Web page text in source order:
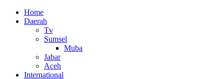
Home
Daerah
Tv
Sumsel
Muba
Jabar
Aceh
International